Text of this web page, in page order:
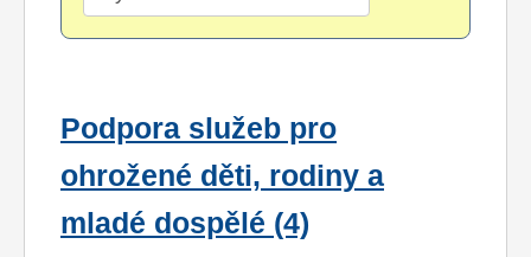
Podpora služeb pro
ohrožené děti, rodiny a
mladé dospělé (4)